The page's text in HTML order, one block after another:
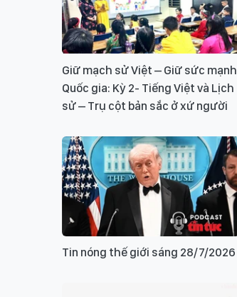
Giữ mạch sử Việt – Giữ sức mạnh
Quốc gia: Kỳ 2- Tiếng Việt và Lịch
sử – Trụ cột bản sắc ở xứ người
Tin nóng thế giới sáng 28/7/2026